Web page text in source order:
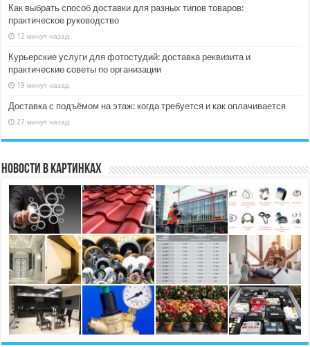
Как выбрать способ доставки для разных типов товаров:
практическое руководство
12 минут назад
Курьерские услуги для фотостудий: доставка реквизита и
практические советы по организации
19 минут назад
Доставка с подъёмом на этаж: когда требуется и как оплачивается
27 минут назад
Новости в картинках